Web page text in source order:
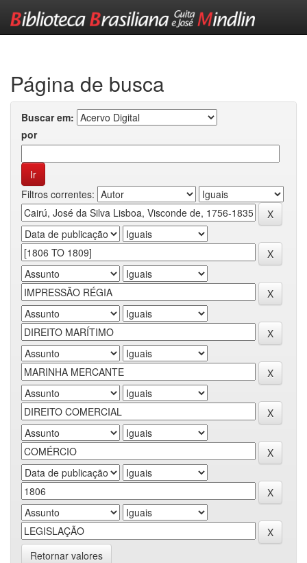
Página de busca
Buscar em:
por
Filtros correntes:
Retornar valores